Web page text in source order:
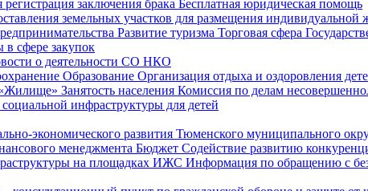
заключения брака Бесплатная юридическая помощь
земельных участков для размещения индивидуальной
Развитие туризма Торговая сфера
сфере закупок
о деятельности СО НКО
Образование Организация отдыха и оздоровления
Занятость населения Комиссия по делам
инфраструктуры для детей
экономического развития Тюменского муниципального
менеджмента Бюджет Содействие развитию
на площадках ИЖС Информация по обращению с